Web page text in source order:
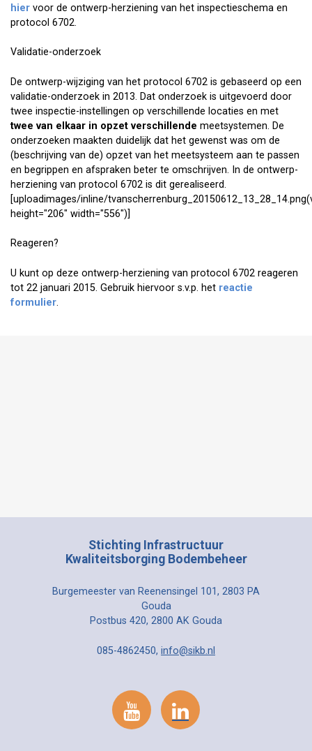
hier voor de ontwerp-herziening van het inspectieschema en
protocol 6702.
Validatie-onderzoek
De ontwerp-wijziging van het protocol 6702 is gebaseerd op een
validatie-onderzoek in 2013. Dat onderzoek is uitgevoerd door
twee inspectie-instellingen op verschillende locaties en met
twee van elkaar in opzet verschillende meetsystemen. De
onderzoeken maakten duidelijk dat het gewenst was om de
(beschrijving van de) opzet van het meetsysteem aan te passen
en begrippen en afspraken beter te omschrijven. In de ontwerp-
herziening van protocol 6702 is dit gerealiseerd.
[uploadimages/inline/
height="206" width="556")]
Reageren?
U kunt op deze ontwerp-herziening van protocol 6702 reageren
tot 22 januari 2015. Gebruik hiervoor s.v.p. het reactie
formulier.
Stichting Infrastructuur
Kwaliteitsborging Bodembeheer
Burgemeester van Reenensingel 101, 2803 PA
Gouda
Postbus 420, 2800 AK Gouda
085-4862450, info@sikb.nl